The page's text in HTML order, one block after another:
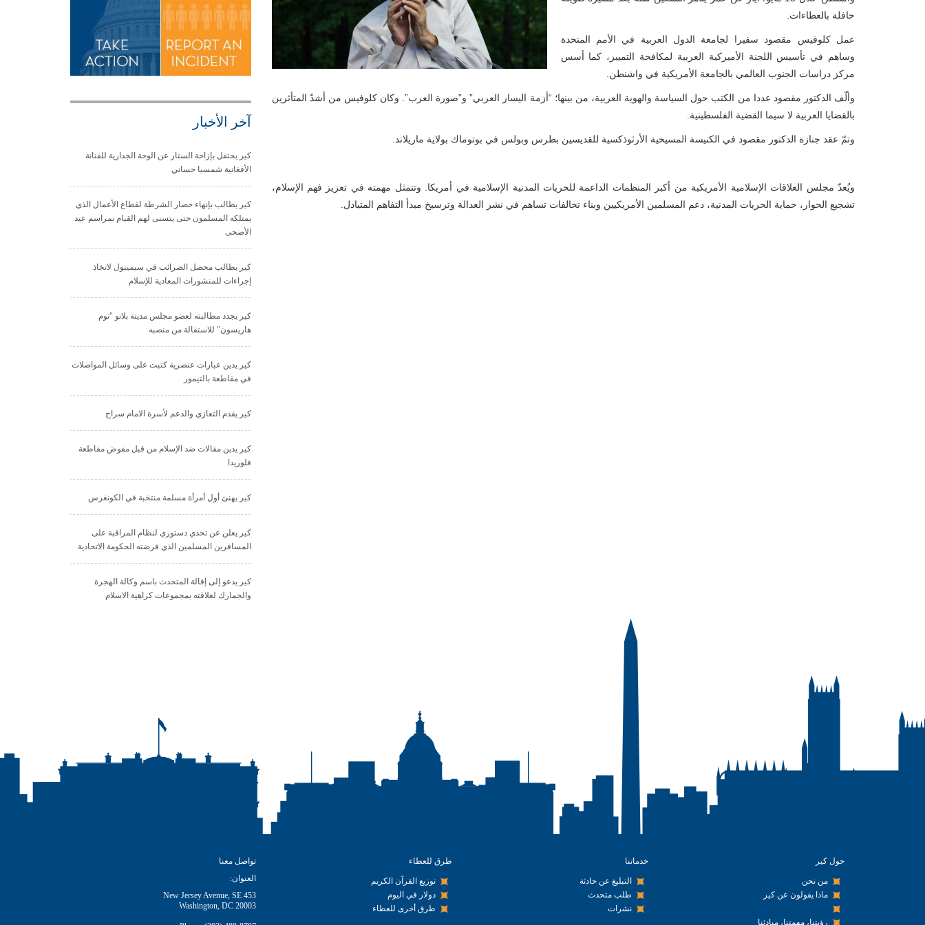
آخر الأخبار
كير يحتفل بإزاحة الستار عن الوحة الجدارية للفنانة
الأفغانية شمسيا حساني
كير يطالب بإنهاء حصار الشرطة لقطاع الأعمال الذي
يمتلكه المسلمون حتى يتسنى لهم القيام بمراسم عيد
الأضحى
كير يطالب محصل الضرائب في سيمينول لاتخاذ
إجراءات للمنشورات المعادية للإسلام
كير يجدد مطالبته لعضو مجلس مدينة بلانو "توم
هاريسون" للاستقالة من منصبه
كير يدين عبارات عنصرية كتبت على وسائل المواصلات
في مقاطعة بالتيمور
كير يقدم التعازي والدعم لأسرة الامام سراج
كير يدين مقالات ضد الإسلام من قبل مفوض مقاطعة
فلوريدا
كير يهنئ أول أمرأة مسلمة منتخبة في الكونغرس
كير يعلن عن تحدي دستوري لنظام المراقبة على
المسافرين المسلمين الذي فرضته الحكومة الاتحادية
كير يدعو إلى إقالة المتحدث باسم وكالة الهجرة
والجمارك لعلاقته بمجموعات كراهية الاسلام
حافلة بالعطاءات.
عمل كلوفيس مقصود سفيرا لجامعة الدول العربية في الأمم المتحدة
وساهم في تأسيس اللجنة الأميركية العربية لمكافحة التمييز، كما أسس
مركز دراسات الجنوب العالمي بالجامعة الأمريكية في واشنطن.
وألّف الدكتور مقصود عددا من الكتب حول السياسة والهوية العربية، من بينها؛ “أزمة اليسار العربي” و”صورة العرب”. وكان كلوفيس من أشدّ المتأثرين
بالقضايا العربية لا سيما القضية الفلسطينية.
وتمّ عقد جنازة الدكتور مقصود في الكنيسة المسيحية الأرثوذكسية للقديسين بطرس وبولس في بوتوماك بولاية ماريلاند.
ويُعدّ مجلس العلاقات الإسلامية الأمريكية من أكبر المنظمات الداعمة للحريات المدنية الإسلامية في أمريكا. وتتمثل مهمته في تعزيز فهم الإسلام،
تشجيع الحوار، حماية الحريات المدنية، دعم المسلمين الأمريكيين وبناء تحالفات تساهم في نشر العدالة وترسيخ مبدأ التفاهم المتبادل.
حول كير
من نحن
ماذا يقولون عن كير
رؤيتنا، مهمتنا، مبادئنا
خدماتنا
التبليغ عن حادثة
طلب متحدث
نشرات
طرق للعطاء
توزيع القرآن الكريم
دولار في اليوم
طرق أخرى للعطاء
تواصل معنا
العنوان:
453 New Jersey Avenue, SE
Washington, DC 20003